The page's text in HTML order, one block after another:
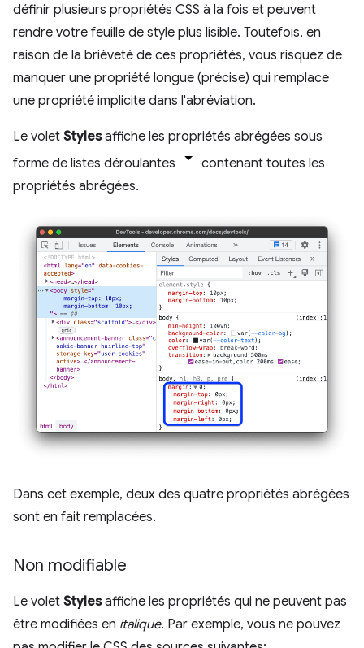
définir plusieurs propriétés CSS à la fois et peuvent
rendre votre feuille de style plus lisible. Toutefois, en
raison de la brièveté de ces propriétés, vous risquez de
manquer une propriété longue (précise) qui remplace
une propriété implicite dans l'abréviation.
Le volet Stylesaffiche les propriétés abrégées sous
forme de listes déroulantes
contenant toutes les
propriétés abrégées.
Dans cet exemple, deux des quatre propriétés abrégées
sont en fait remplacées.
Non modifiable
Le volet Stylesaffiche les propriétés qui ne peuvent pas
être modifiées en italique. Par exemple, vous ne pouvez